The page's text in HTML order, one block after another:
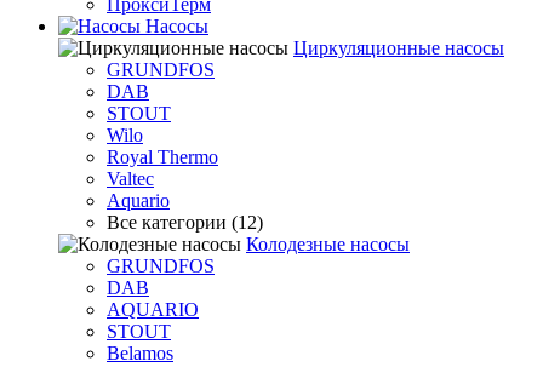
ПроксиТерм
Насосы
Циркуляционные насосы
GRUNDFOS
DAB
STOUT
Wilo
Royal Thermo
Valtec
Aquario
Все категории (12)
Колодезные насосы
GRUNDFOS
DAB
AQUARIO
STOUT
Belamos